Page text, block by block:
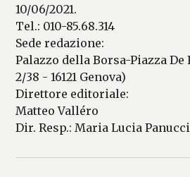
10/06/2021.
Tel.: 010-85.68.314
Sede redazione:
Palazzo della Borsa-Piazza
2/38 - 16121 Genova)
Direttore editoriale:
Matteo Valléro
Dir. Resp.: Maria Lucia Panucci